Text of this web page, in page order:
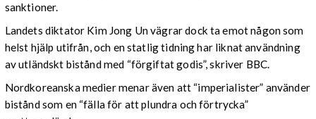
sanktioner.
Landets diktator Kim Jong Un vägrar dock ta emot någon som
helst hjälp utifrån, och enstatlig tidning har liknat användning
av utländskt bistånd med “förgiftat godis”, skriver BBC.
Nordkoreanska medier menar även att “imperialister” använder
bistånd som en “fälla för att plundra och förtrycka”